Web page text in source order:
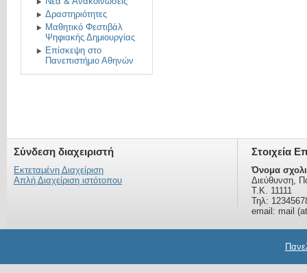
Δραστηριότητες
Μαθητικό Φεστιβάλ
Ψηφιακής Δημιουργίας
Επίσκεψη στο
Πανεπιστήμιο Αθηνών
Σύνδεση διαχειριστή
Εκτεταμένη Διαχείριση
Απλή Διαχείριση ιστότοπου
Στοιχεία
Όνομα
Διεύθυνση,
Τ.Κ. 11111
Τηλ:
email: mail